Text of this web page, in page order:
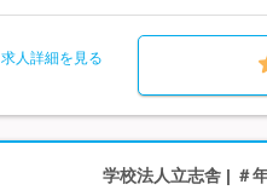
求人詳細を見る
学校法人立志舎 | ＃